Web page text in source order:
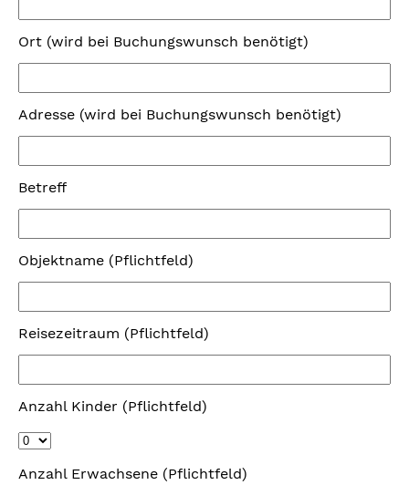
Ort (wird bei Buchungswunsch benötigt)
Adresse (wird bei Buchungswunsch benötigt)
Betreff
Objektname (Pflichtfeld)
Reisezeitraum (Pflichtfeld)
Anzahl Kinder (Pflichtfeld)
Anzahl Erwachsene (Pflichtfeld)